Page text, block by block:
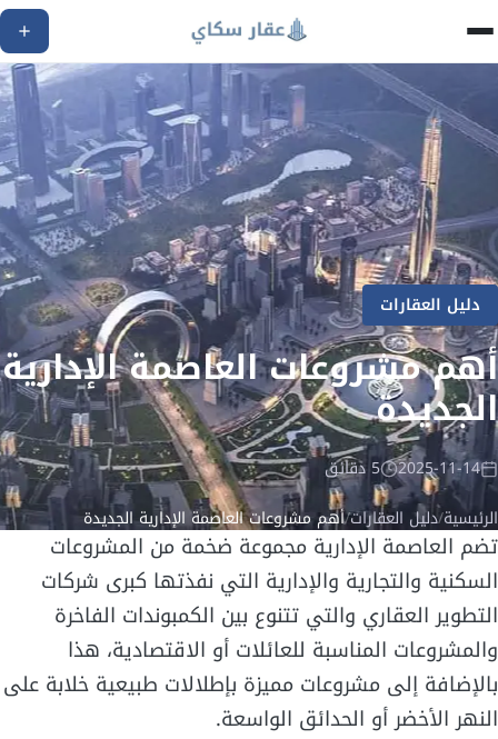
دليل العقارات
أهم مشروعات العاصمة الإدارية
الجديدة
2025-11-14 5 دقائق
الرئيسية/دليل العقارات/أهم مشروعات العاصمة الإدارية الجديدة
تضم العاصمة الإدارية مجموعة ضخمة من المشروعات
السكنية والتجارية والإدارية التي نفذتها كبرى شركات
التطوير العقاري والتي تتنوع بين الكمبوندات الفاخرة
والمشروعات المناسبة للعائلات أو الاقتصادية، هذا
بالإضافة إلى مشروعات مميزة بإطلالات طبيعية خلابة على
النهر الأخضر أو الحدائق الواسعة.